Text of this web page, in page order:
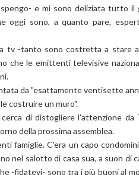
e mi sono deliziata tutto il
oggi sono, a quanto pare,
tv -tanto sono costretta a stare a
che le emittenti televisive
da "esattamente ventisette
costruire un muro".
di distogliere l'attenzione da
della prossima assemblea.
famiglie. C'era un capo
nel salotto di casa sua, a suon di
-fidatevi- sono tra i più buoni al